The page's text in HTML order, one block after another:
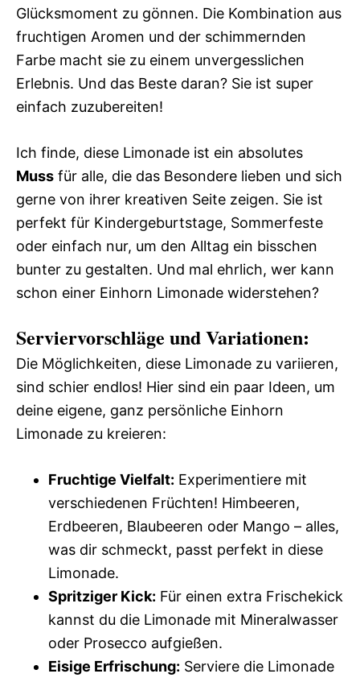
Glücksmoment zu gönnen. Die Kombination aus
fruchtigen Aromen und der schimmernden
Farbe macht sie zu einem unvergesslichen
Erlebnis. Und das Beste daran? Sie ist super
einfach zuzubereiten!
Ich finde, diese Limonade ist ein absolutes
Muss für alle, die das Besondere lieben und sich
gerne von ihrer kreativen Seite zeigen. Sie ist
perfekt für Kindergeburtstage, Sommerfeste
oder einfach nur, um den Alltag ein bisschen
bunter zu gestalten. Und mal ehrlich, wer kann
schon einer Einhorn Limonade widerstehen?
Serviervorschläge und Variationen:
Die Möglichkeiten, diese Limonade zu variieren,
sind schier endlos! Hier sind ein paar Ideen, um
deine eigene, ganz persönliche Einhorn
Limonade zu kreieren:
Fruchtige Vielfalt: Experimentiere mit
verschiedenen Früchten! Himbeeren,
Erdbeeren, Blaubeeren oder Mango – alles,
was dir schmeckt, passt perfekt in diese
Limonade.
Spritziger Kick: Für einen extra Frischekick
kannst du die Limonade mit Mineralwasser
oder Prosecco aufgießen.
Eisige Erfrischung: Serviere die Limonade